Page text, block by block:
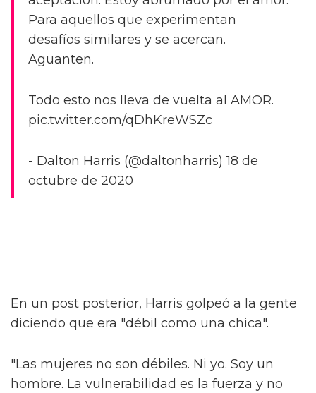
Para aquellos que experimentan
desafíos similares y se acercan.
Aguanten.
Todo esto nos lleva de vuelta al AMOR.
pic.twitter.com/qDhKreWSZc
- Dalton Harris (@daltonharris) 18 de
octubre de 2020
En un post posterior, Harris golpeó a la gente
diciendo que era "débil como una chica".
"Las mujeres no son débiles. Ni yo. Soy un
hombre. La vulnerabilidad es la fuerza y no